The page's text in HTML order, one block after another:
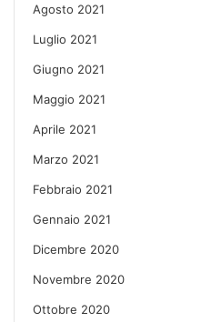
Agosto 2021
Luglio 2021
Giugno 2021
Maggio 2021
Aprile 2021
Marzo 2021
Febbraio 2021
Gennaio 2021
Dicembre 2020
Novembre 2020
Ottobre 2020